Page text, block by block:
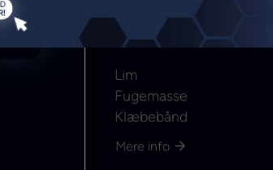
Bond & Seal
Lim
Fugemasse
Klæbebånd
Mere info